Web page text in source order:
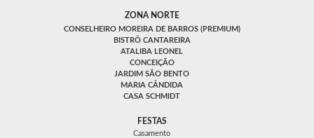
ZONA NORTE
CONSELHEIRO MOREIRA DE BARROS (PREMIUM)
BISTRÔ CANTAREIRA
ATALIBA LEONEL
CONCEIÇÃO
JARDIM SÃO BENTO
MARIA CÂNDIDA
CASA SCHMIDT
FESTAS
Casamento